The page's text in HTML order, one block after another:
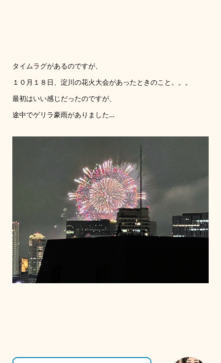
タイムラグがあるのですが、
１０月１８日、淀川の花火大会があったときのこと。。。
最初はいい感じだったのですが、
途中でゲリラ豪雨がありました…